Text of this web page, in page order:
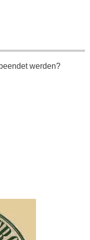
werden?